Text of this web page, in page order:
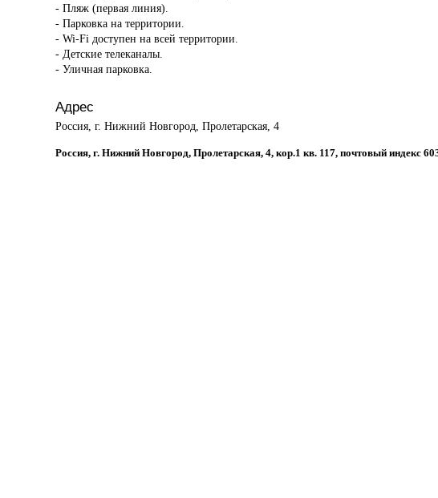
- Пляж (первая линия).
- Парковка на территории.
- Wi-Fi доступен на всей территории.
- Детские телеканалы.
- Уличная парковка.
Адрес
Россия, г. Нижний Новгород, Пролетарская, 4
Россия, г. Нижний Новгород, Пролетарская, 4, кор.1 кв. 117, почтовый индекс